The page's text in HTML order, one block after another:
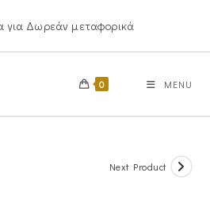
για Δωρεάν μεταφορικά
0 MENU
Next Product